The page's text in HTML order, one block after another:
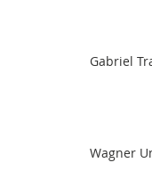
Gabriel
Wagner